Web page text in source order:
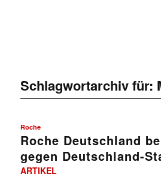
Schlagwortarchiv für:
Roche
Roche Deutschland
gegen Deutschland-
ARTIKEL